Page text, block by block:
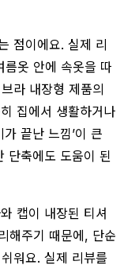
점이에요. 실제 리
옷 안에 속옷을 따
라 내장형 제품의
집에서 생활하거나
끝난 느낌’이 큰
단축에도 도움이 된
캡이 내장된 티셔
해주기 때문에, 단순
워요. 실제 리뷰를